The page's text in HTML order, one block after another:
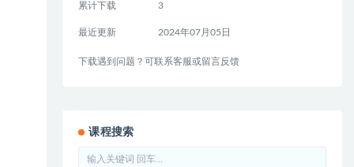
累计下载 3
最近更新 2024年07月05日
下载遇到问题？可联系客服或留言反馈
课程搜索